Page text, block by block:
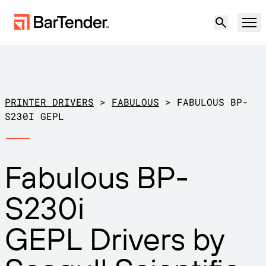
ETIKETTIERUNG, MARKIERUNG UND CODIERUNG
ETIKETTIERFUNKTIONEN
Gestalten
Lösungen
Produktion
Lager
Einzelhandel
Transport und Logistik
Druckertreiber herunterladen
Support-Pläne
Partner
Support
Support-Center
Kostenlos
Vertrieb
PRINTER DRIVERS > FABULOUS > FABULOUS BP-
S230I GEPL
Fabulous BP-
S230i
GEPL Drivers by